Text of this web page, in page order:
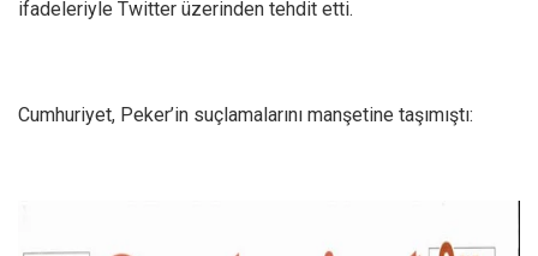
ifadeleriyle Twitter üzerinden tehdit etti.
Cumhuriyet, Peker’in suçlamalarını manşetine taşımıştı: